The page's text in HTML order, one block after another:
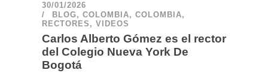
30/01/2026
BLOG, COLOMBIA, COLOMBIA,
RECTORES , VIDEOS
Carlos Alberto Gómez es el rector
del Colegio Nueva York De
Bogotá